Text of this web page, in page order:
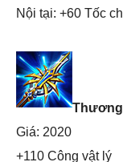
Nội tại: +60 Tốc
Giá: 2020
+110 Công vật lý